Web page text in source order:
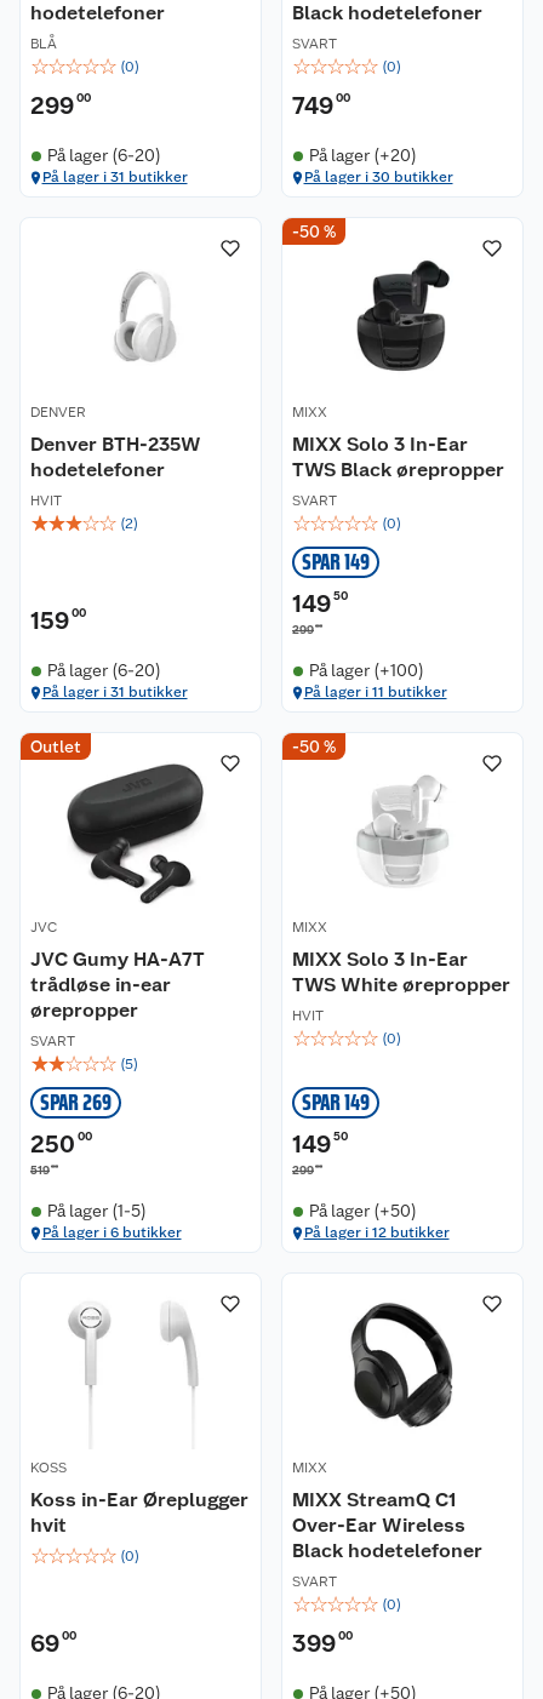
hodetelefoner
BLÅ
☆☆☆☆☆ (0)
29900
På lager (6-20)
På lager i 31 butikker
Black hodetelefoner
SVART
☆☆☆☆☆ (0)
74900
På lager (+20)
På lager i 30 butikker
DENVER
Denver BTH-235W
hodetelefoner
HVIT
☆☆☆☆☆ (2)
15900
På lager (6-20)
På lager i 31 butikker
-50 %
MIXX
MIXX Solo 3 In-Ear
TWS Black ørepropper
SVART
☆☆☆☆☆ (0)
SPAR 149
14950
29900
På lager (+100)
På lager i 11 butikker
Outlet
JVC
JVC Gumy HA-A7T
trådløse in-ear
ørepropper
SVART
☆☆☆☆☆ (5)
SPAR 269
250 00
51900
På lager (1-5)
På lager i 6 butikker
-50 %
MIXX
MIXX Solo 3 In-Ear
TWS White ørepropper
HVIT
☆☆☆☆☆ (0)
SPAR 149
14950
29900
På lager (+50)
På lager i 12 butikker
KOSS
Koss in-Ear Øreplugger
hvit
☆☆☆☆☆ (0)
6900
På lager (6-20)
MIXX
MIXX StreamQ C1
Over-Ear Wireless
Black hodetelefoner
SVART
☆☆☆☆☆ (0)
39900
På lager (+50)
Om oss
Våre merkevarer
Coop kjeder
Kontakt oss
Ofte stilte spørsmål
Betalingsalternativer